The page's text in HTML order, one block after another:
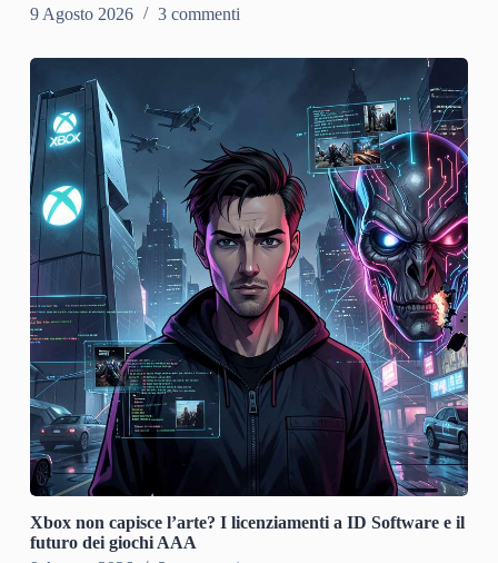
9 Agosto 2026
3 commenti
Xbox non capisce l’arte? I licenziamenti a ID Software e il
futuro dei giochi AAA